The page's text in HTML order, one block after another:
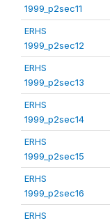
1999_p2sec11
ERHS
1999_p2sec12
ERHS
1999_p2sec13
ERHS
1999_p2sec14
ERHS
1999_p2sec15
ERHS
1999_p2sec16
ERHS